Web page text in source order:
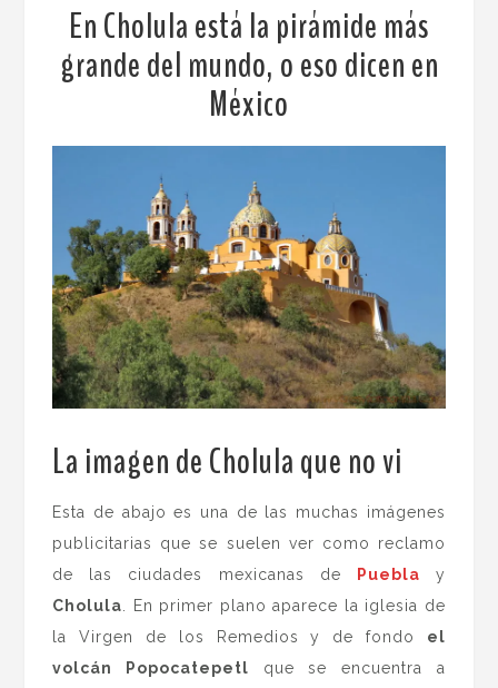
En Cholula está la pirámide más
grande del mundo, o eso dicen en
México
La imagen de Cholula que no vi
Esta de abajo es una de las muchas imágenes
publicitarias que se suelen ver como reclamo
de las ciudades mexicanas de
Puebla y
Cholula . En primer plano aparece la iglesia de
la Virgen de los Remedios y de fondo el
volcán Popocatepetl que se encuentra a